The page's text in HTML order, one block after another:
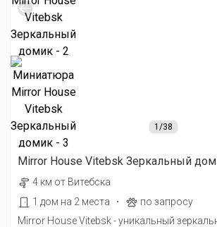
1/38
Mirror House Vitebsk Зеркальный
4 км от Витебска
1 дом на 2 места
·
по запросу
Mirror House Vitebsk - уникальный